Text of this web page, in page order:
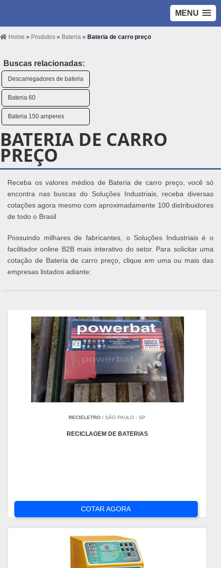
MENU
Home » Produtos » Bateria » Bateria de carro preço
Buscas relacionadas:
Descarregadores de bateria
Bateria 60
Bateria 150 amperes
BATERIA DE CARRO
PREÇO
Receba os valores médios de Bateria de carro preço, você só
encontra nas buscas do Soluções Industriais, receba diversas
cotações agora mesmo com aproximadamente 100 distribuidores
de todo o Brasil
Possuindo milhares de fabricantes, o Soluções Industriais é o
facilitador online B2B mais interativo do setor. Para solicitar uma
cotação de Bateria de carro preço, clique em uma ou mais das
empresas listados adiante:
RECIELETRO / SÃO PAULO - SP
RECICLAGEM DE BATERIAS
COTAR AGORA